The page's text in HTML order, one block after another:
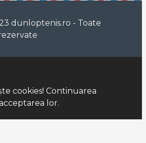
dunloptenis.ro - Toate
cookies! Continuarea
lor.